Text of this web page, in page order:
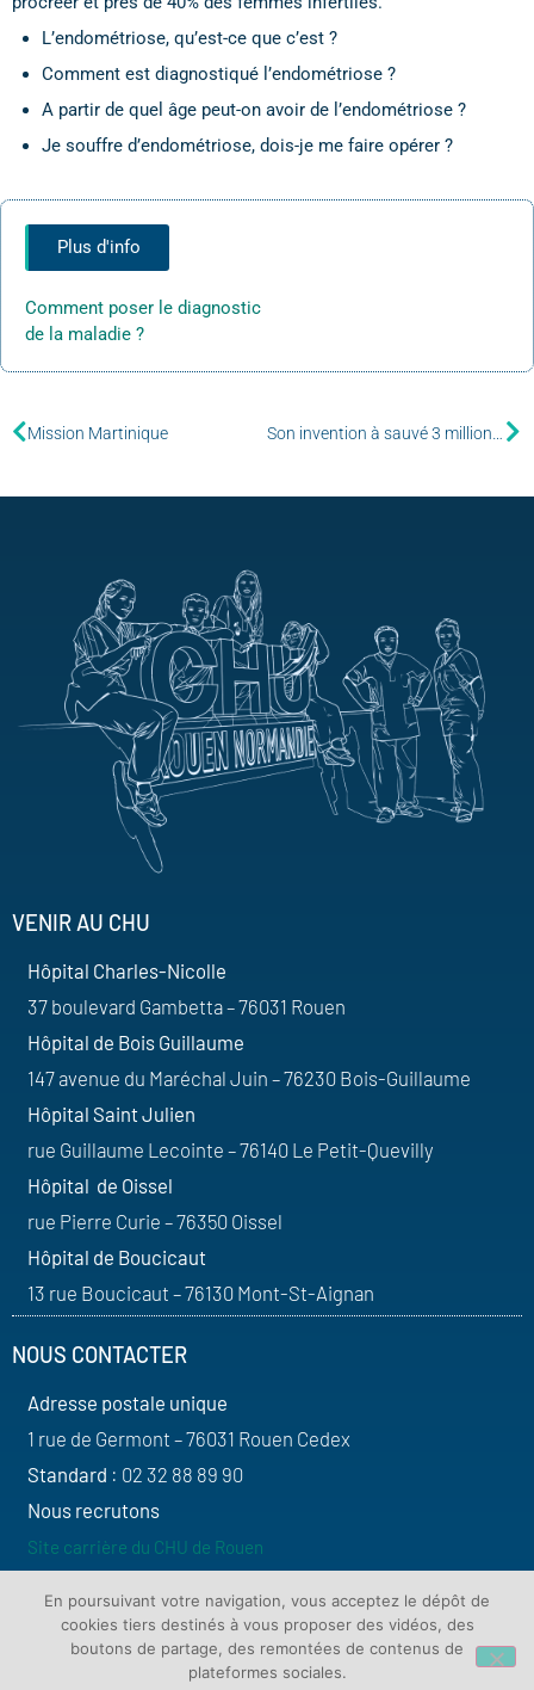
L’endométriose, qu’est-ce que c’est ?
Comment est diagnostiqué l’endométriose ?
A partir de quel âge peut-on avoir de l’endométriose ?
Je souffre d’endométriose, dois-je me faire opérer ?
Plus d'info
Comment poser le diagnostic
de la maladie ?
Mission Martinique Son invention à sauvé 3 millions de patients
VENIR AU CHU
Hôpital Charles-Nicolle
37 boulevard Gambetta – 76031 Rouen
Hôpital de Bois Guillaume
147 avenue du Maréchal Juin – 76230 Bois-Guillaume
Hôpital Saint Julien
rue Guillaume Lecointe – 76140 Le Petit-Quevilly
Hôpital de Oissel
rue Pierre Curie – 76350 Oissel
Hôpital de Boucicaut
13 rue Boucicaut – 76130 Mont-St-Aignan
NOUS CONTACTER
Adresse postale unique
1 rue de Germont – 76031 Rouen Cedex
Standard : 02 32 88 89 90
Nous recrutons
Site carrière du CHU de Rouen
SUIVEZ-NOUS
En poursuivant votre navigation, vous acceptez le dépôt de
cookies tiers destinés à vous proposer des vidéos, des
boutons de partage, des remontées de contenus de
plateformes sociales.